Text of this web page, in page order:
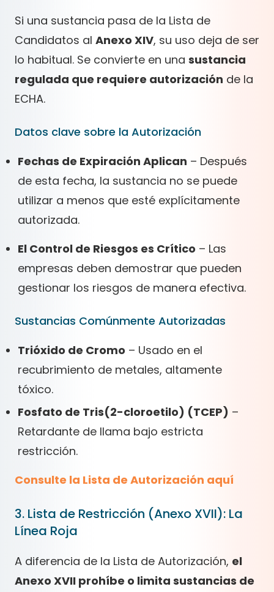
Si una sustancia pasa de la Lista de
Candidatos al Anexo XIV, su uso deja de ser
lo habitual. Se convierte en una sustancia
regulada que requiere autorización de la
ECHA.
Datos clave sobre la Autorización
Fechas de Expiración Aplican – Después
de esta fecha, la sustancia no se puede
utilizar a menos que esté explícitamente
autorizada.
El Control de Riesgos es Crítico – Las
empresas deben demostrar que pueden
gestionar los riesgos de manera efectiva.
Sustancias Comúnmente Autorizadas
Trióxido de Cromo – Usado en el
recubrimiento de metales, altamente
tóxico.
Fosfato de Tris(2-cloroetilo) (TCEP) –
Retardante de llama bajo estricta
restricción.
Consulte la Lista de Autorización aquí
3. Lista de Restricción (Anexo XVII): La
Línea Roja
A diferencia de la Lista de Autorización, el
Anexo XVII prohíbe o limita sustancias de